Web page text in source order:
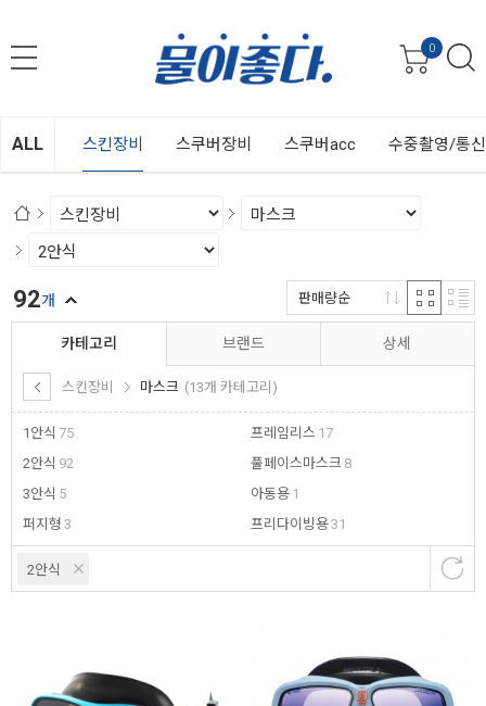
0
ALL 스킨장비 스쿠버장비 스쿠버acc 수중촬영/통
카테고리
스킨장비 마스크 (13개 카테고리)
1안식 75
2안식 92
3안식 5
퍼지형 3
프레임리스 17
풀페이스마스크 8
아동용 1
프리다이빙용31
브랜드 상세
2안식
92개 판매량순